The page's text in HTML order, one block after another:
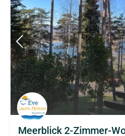
Meerblick 2-Zimmer-